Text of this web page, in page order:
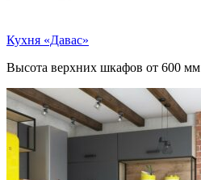
Кухня «Давас»
Высота верхних шкафов от 600 мм